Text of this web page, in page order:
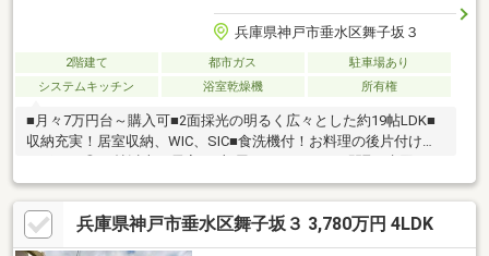
兵庫県神戸市垂水区舞子坂３
2階建て 都市ガス
駐車場あり
システムキッチン
浴室乾燥機 所有権
■月々7万円台～購入可■2面採光の明るく広々とした約19帖LDK■
収納充実！居室収納、WIC、SIC■食洗機付！お料理の後片付けを
集約された家事動線良好な間取■お庭付！ガーデニングなどにも
◎■生活動線良好！お手洗い×2ヶ所■全室洋室でお掃除かんたん♪■
モニタ付インターホン有でセキュリティ安心■小・中学校、スー
パーが徒歩10分圏内で生活便利◎フラット35S（Bタイプ）◎地盤
兵庫県神戸市垂水区舞子坂３ 3,780万円 4LDK